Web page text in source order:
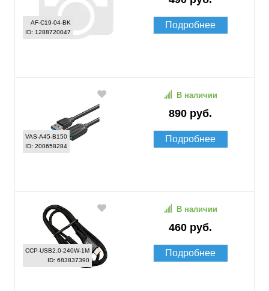
AF-C19-04-BK
ID: 1288720047
Подробнее
VAS-A45-B150
ID: 200658284
890 руб.
В наличии
Подробнее
CCP-USB2.0-240W-1M
ID: 683837390
460 руб.
В наличии
Подробнее